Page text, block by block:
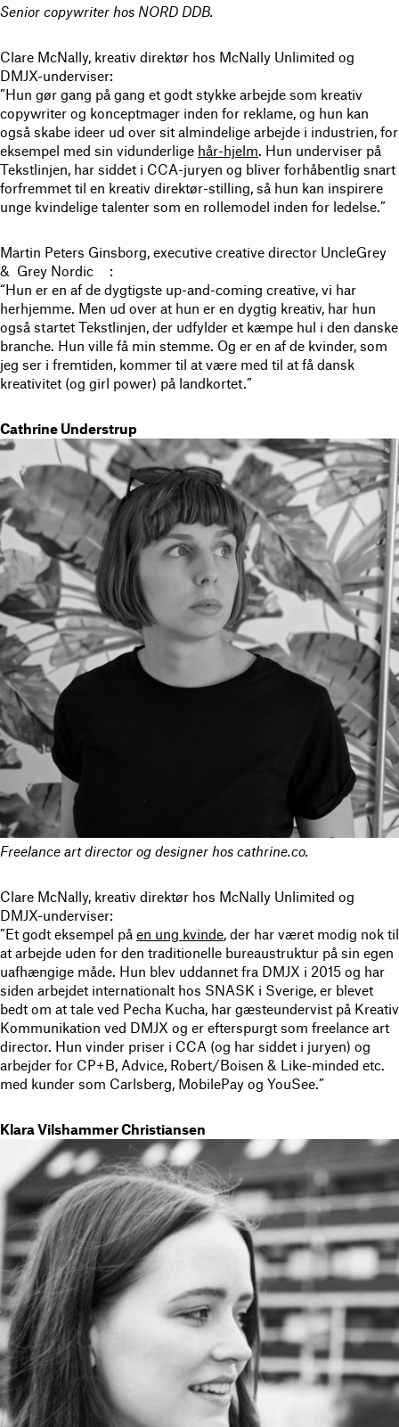
Senior copywriter hos NORD DDB.
Clare McNally, kreativ direktør hos McNally Unlimited og
DMJX-underviser:
”Hun gør gang på gang et godt stykke arbejde som kreativ
copywriter og konceptmager inden for reklame, og hun kan
også skabe ideer ud over sit almindelige arbejde i industrien, for
eksempel med sin vidunderlige hår-hjelm. Hun underviser på
Tekstlinjen, har siddet i CCA-juryen og bliver forhåbentlig snart
forfremmet til en kreativ direktør-stilling, så hun kan inspirere
unge kvindelige talenter som en rollemodel inden for ledelse.”
Martin Peters Ginsborg, executive creative director UncleGrey
& Grey Nordic :
“Hun er en af de dygtigste up-and-coming creative, vi har
herhjemme. Men ud over at hun er en dygtig kreativ, har hun
også startet Tekstlinjen, der udfylder et kæmpe hul i den danske
branche. Hun ville få min stemme. Og er en af de kvinder, som
jeg ser i fremtiden, kommer til at være med til at få dansk
kreativitet (og girl power) på landkortet.”
Cathrine Understrup
Freelance art director og designer hos cathrine.co.
Clare McNally, kreativ direktør hos McNally Unlimited og
DMJX-underviser:
”Et godt eksempel på en ung kvinde, der har været modig nok til
at arbejde uden for den traditionelle bureaustruktur på sin egen
uafhængige måde. Hun blev uddannet fra DMJX i 2015 og har
siden arbejdet internationalt hos SNASK i Sverige, er blevet
bedt om at tale ved Pecha Kucha, har gæsteundervist på Kreativ
Kommunikation ved DMJX og er efterspurgt som freelance art
director. Hun vinder priser i CCA (og har siddet i juryen) og
arbejder for CP+B, Advice, Robert/Boisen & Like-minded etc.
med kunder som Carlsberg, MobilePay og YouSee.”
Klara Vilshammer Christiansen